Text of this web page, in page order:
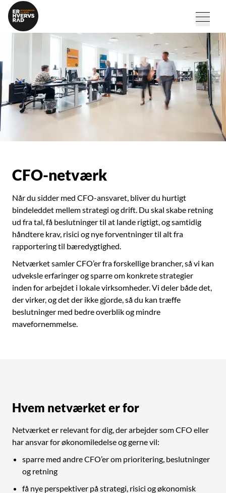
CFO-netværk
Når du sidder med CFO-ansvaret, bliver du hurtigt
bindeleddet mellem strategi og drift. Du skal skabe retning
ud fra tal, få beslutninger til at lande rigtigt, og samtidig
håndtere krav, risici og nye forventninger til alt fra
rapportering til bæredygtighed.
Netværket samler CFO’er fra forskellige brancher, så vi kan
udveksle erfaringer og sparre om konkrete strategier
inden for arbejdet i lokale virksomheder. Vi deler både det,
der virker, og det der ikke gjorde, så du kan træffe
beslutninger med bedre overblik og mindre
mavefornemmelse.
Hvem netværket er for
Netværket er relevant for dig, der arbejder som CFO eller
har ansvar for økonomiledelse og gerne vil:
sparre med andre CFO’er om prioritering, beslutninger
og retning
få nye perspektiver på strategi, risici og økonomisk